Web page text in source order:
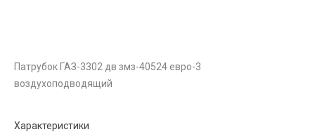
Патрубок ГАЗ-3302 дв змз-40524 евро-3
воздухоподводящий
Характеристики